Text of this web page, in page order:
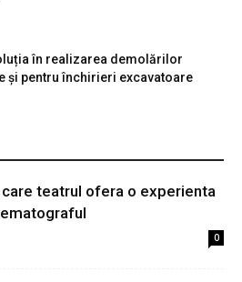
în realizarea demolărilor
și pentru închirieri excavatoare
teatrul ofera o experienta
0